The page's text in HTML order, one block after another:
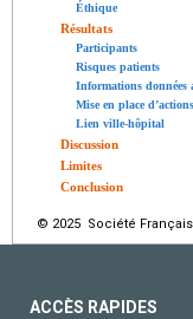
Éthique
Résultats
Participants
Risques patients
Informations données
Mise en place
Lien ville-hôpital
Discussion
Limites
Conclusion
© 2025 Société
ACCÈS RAPIDES